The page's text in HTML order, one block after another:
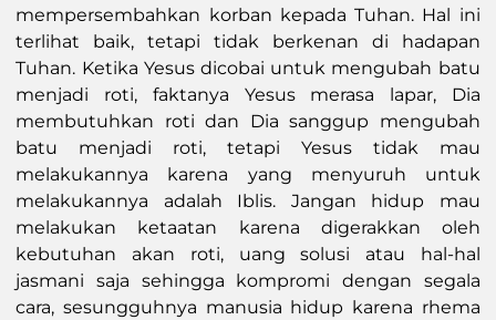
mempersembahkan korban kepada Tuhan. Hal ini
terlihat baik, tetapi tidak berkenan di hadapan
Tuhan. Ketika Yesus dicobai untuk mengubah batu
menjadi roti, faktanya Yesus merasa lapar, Dia
membutuhkan roti dan Dia sanggup mengubah
batu menjadi roti, tetapi Yesus tidak mau
melakukannya karena yang menyuruh untuk
melakukannya adalah Iblis. Jangan hidup mau
melakukan ketaatan karena digerakkan oleh
kebutuhan akan roti, uang solusi atau hal-hal
jasmani saja sehingga kompromi dengan segala
cara, sesungguhnya manusia hidup karena rhema